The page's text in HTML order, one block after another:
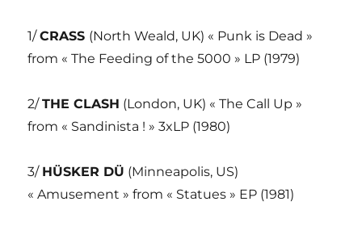
1/CRASS (North Weald, UK) « Punk is Dead »
from « The Feeding of the 5000 » LP (1979)
2/THE CLASH (London, UK) « The Call Up »
from « Sandinista ! » 3xLP (1980)
3/ HÜSKER DÜ (Minneapolis, US)
« Amusement » from « Statues » EP (1981)